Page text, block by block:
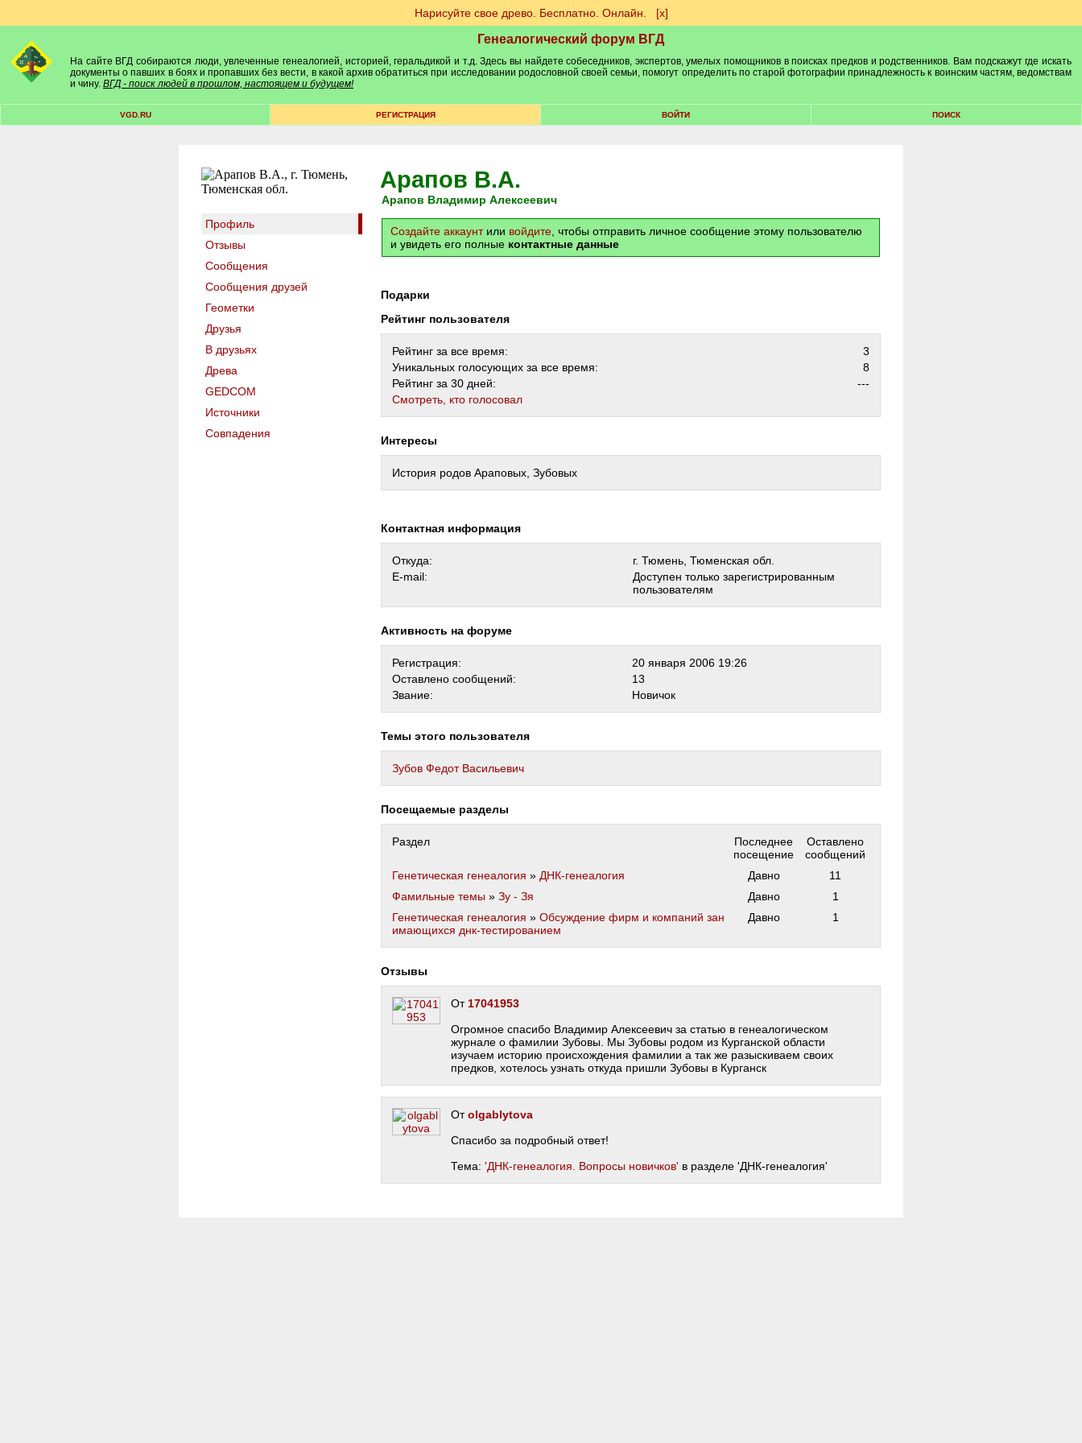
Нарисуйте свое древо. Бесплатно. Онлайн. [х]
Генеалогический форум ВГД
На сайте ВГД собираются люди, увлеченные генеалогией, историей, геральдикой и т.д. Здесь вы найдете собеседников, экспертов, умелых помощников в поисках предков и родственников. Вам подскажут где искать
документы о павших в боях и пропавших без вести, в какой архив обратиться при исследовании родословной своей семьи, помогут определить по старой фотографии принадлежность к воинским частям, ведомствам
и чину. ВГД - поиск людей в прошлом, настоящем и будущем!
VGD.RU РЕГИСТРАЦИЯ ВОЙТИ ПОИСК
Профиль
Отзывы
Сообщения
Сообщения друзей
Геометки
Друзья
В друзьях
Древа
GEDCOM
Источники
Совпадения
Арапов В.А.
Арапов Владимир Алексеевич
Создайте аккаунтили войдите , чтобы отправить личное сообщение этому пользователю
и увидеть его полные контактные данные
Подарки
Рейтинг пользователя
Рейтинг за все время:
3
Уникальных голосующих за все время:
8
Рейтинг за 30 дней:
---
Cмотреть, кто голосовал
Интересы
История родов Араповых, Зубовых
Контактная информация
Откуда:
г. Тюмень, Тюменская обл.
E-mail:
Доступен только зарегистрированным
пользователям
Активность на форуме
Регистрация:
20 января 2006 19:26
Оставлено сообщений:
13
Звание:
Новичок
Темы этого пользователя
Зубов Федот Васильевич
Посещаемые разделы
Раздел
Последнее
посещение
Оставлено
сообщений
Генетическая генеалогия » ДНК-генеалогия Давно
11
Фамильные темы » Зу - Зя Давно
1
Генетическая генеалогия » Обсуждение фирм и компаний зан
имающихся днк-тестированием
Давно 1
Отзывы
От 17041953
Огромное спасибо Владимир Алексеевич за статью в генеалогическом
журнале о фамилии Зубовы. Мы Зубовы родом из Курганской области
изучаем историю происхождения фамилии а так же разыскиваем своих
предков, хотелось узнать откуда пришли Зубовы в Курганск
Отolgablytova
Спасибо за подробный ответ!
Тема: 'ДНК-генеалогия. Вопросы новичков' в разделе 'ДНК-генеалогия'